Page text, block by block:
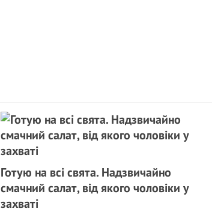
Готую на всі свята. Надзвичайно
смачний салат, від якого чоловіки у
захваті